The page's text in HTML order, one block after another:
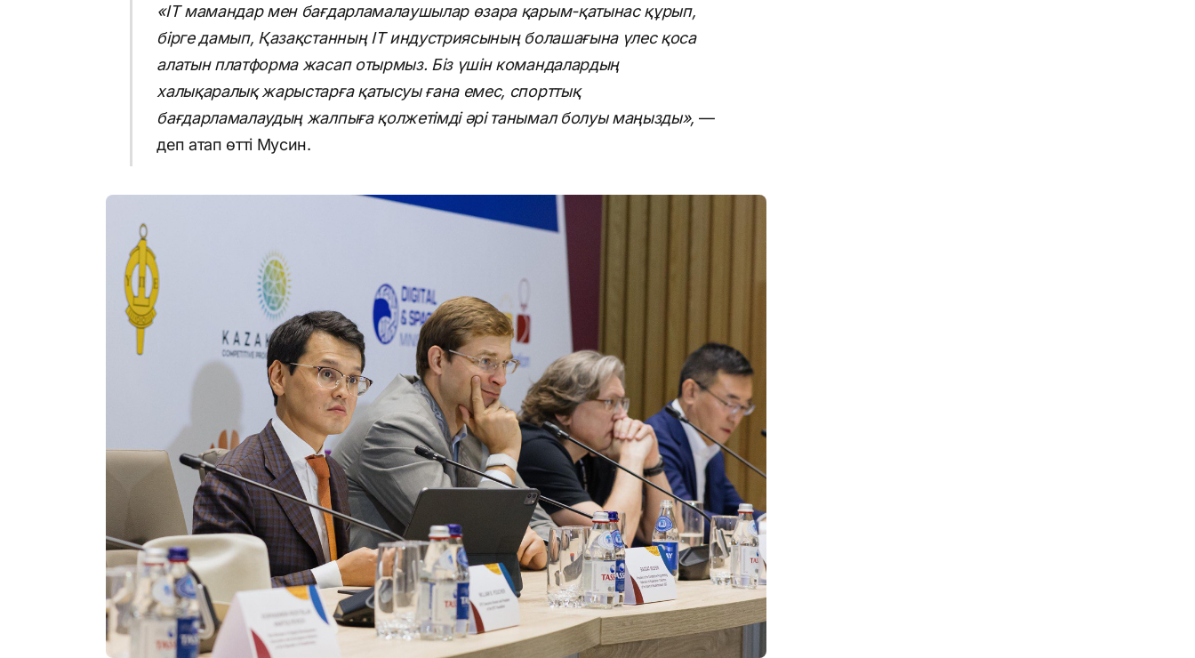
«ІТ мамандар мен бағдарламалаушылар өзара қарым-қатынас құрып,
бірге дамып, Қазақстанның ІТ индустриясының болашағына үлес қоса
алатын платформа жасап отырмыз. Біз үшін командалардың
халықаралық жарыстарға қатысуы ғана емес, спорттық
бағдарламалаудың жалпыға қолжетімді әрі танымал болуы маңызды», —
деп атап өтті Мусин.